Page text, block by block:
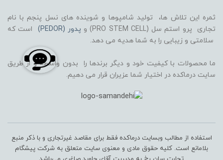
ثمره این تلاش ها، تولید شامپوها و شوینده های نسل پنجم با نام
تجاری پرو استم سل (PRO STEM CELL) و
پدور (PEDOR)
است که
سلامتی و زیبایی را به شما هدیه می دهد.
ما محصولات با کیفیت خود و دیگر برندها را بدون واسطه و از طریق
سایت درماکده در اختیار شما عزیران قرار می دهیم.
استفاده از مطالب وبسایت درماکده فقط برای مقاصد غیرتجاری و با ذکر منبع
بلامانع است. کلیه حقوق مادی و معنوی سایت متعلق به شرکت پیشگام